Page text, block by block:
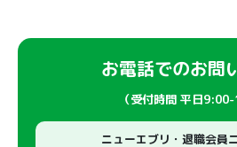
お電話でのお問
（受付時間 平日9:00-
ニューエブリ・退職会員